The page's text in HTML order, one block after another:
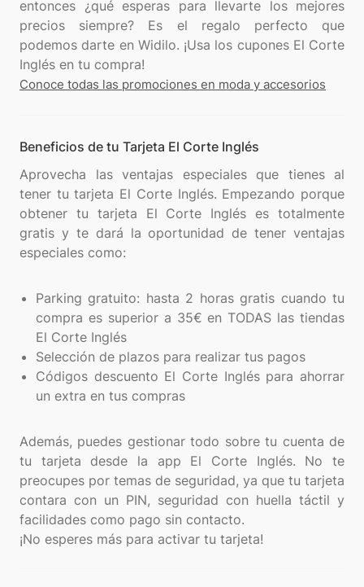
entonces ¿qué esperas para llevarte los mejores
precios siempre? Es el regalo perfecto que
podemos darte en Widilo. ¡Usa los cupones El Corte
Conoce todas las promociones en moda y accesorios
Beneficios de tu Tarjeta El Corte Inglés
Aprovecha las ventajas especiales que tienes al
tener tu tarjeta El Corte Inglés. Empezando porque
obtener tu tarjeta El Corte Inglés es totalmente
gratis y te dará la oportunidad de tener ventajas
especiales como:
Parking gratuito: hasta 2 horas gratis cuando tu
compra es superior a 35€ en TODAS las tiendas
El Corte Inglés
Selección de plazos para realizar tus pagos
Códigos descuento El Corte Inglés para ahorrar
un extra en tus compras
Además, puedes gestionar todo sobre tu cuenta de
tu tarjeta desde la app El Corte Inglés. No te
preocupes por temas de seguridad, ya que tu tarjeta
contara con un PIN, seguridad con huella táctil y
facilidades como pago sin contacto.